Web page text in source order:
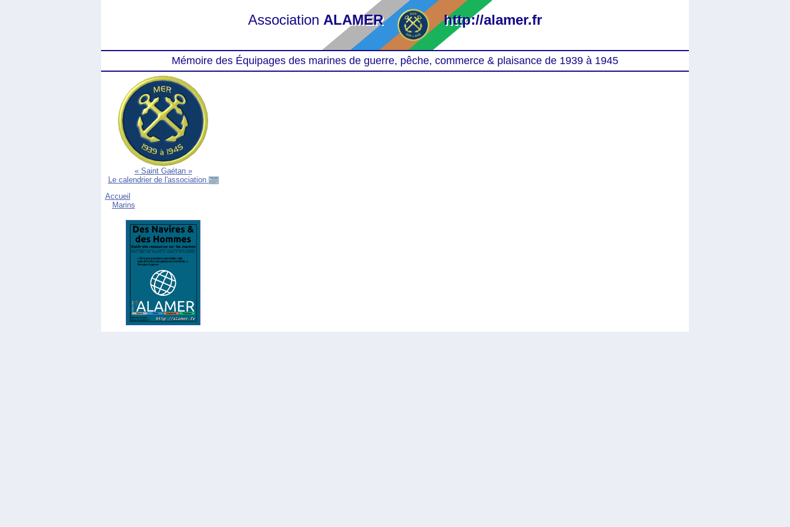
Association ALAMER http://alamer.fr
Mémoire des Équipages des marines de guerre, pêche, commerce & plaisance de 1939 à 1945
« Saint Gaétan »
Le calendrier de l'association
Accueil
Marins